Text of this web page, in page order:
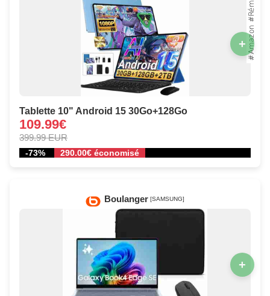
Tablette 10" Android 15 30Go+128Go
109.99€
399.99 EUR
-73% 290.00€ économisé
+
Boulanger [SAMSUNG]
+